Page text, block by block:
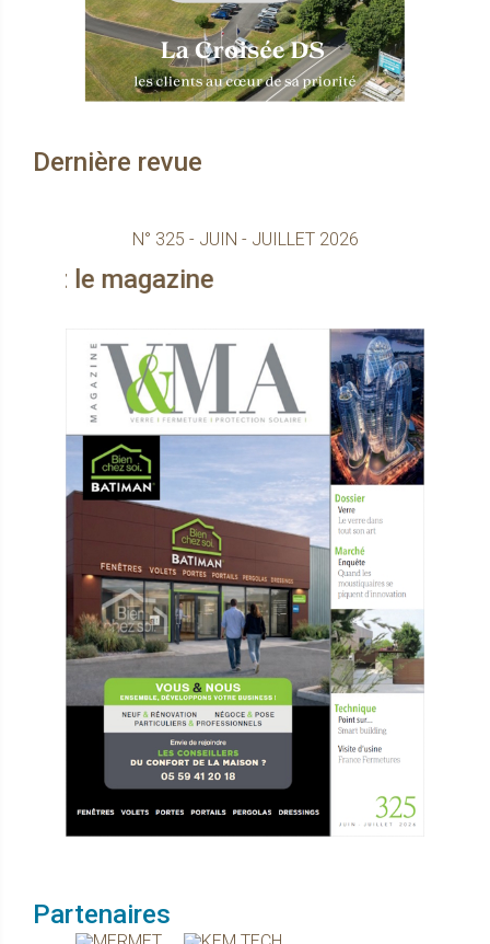
Dernière revue
N° 325 - JUIN - JUILLET 2026
Partenaires